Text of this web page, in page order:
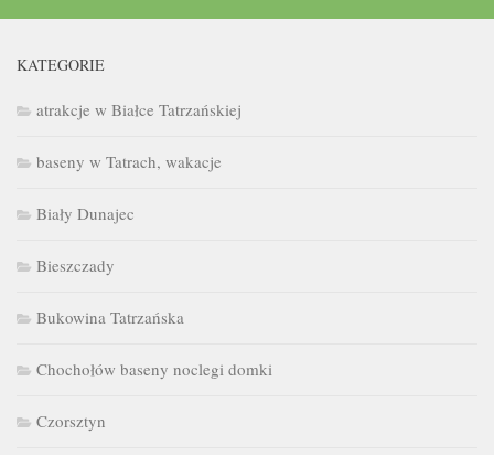
KATEGORIE
atrakcje w Białce Tatrzańskiej
baseny w Tatrach, wakacje
Biały Dunajec
Bieszczady
Bukowina Tatrzańska
Chochołów baseny noclegi domki
Czorsztyn